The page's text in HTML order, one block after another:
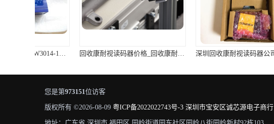
回收康耐视读码器价格_回收康耐视读码器厂家 深圳回收康耐视读码器公司 24小时在线
您是第973151位访客
版权所有 ©2026-08-09 粤ICP备2022022743号-3 深圳市宝安区诚芯源电子商行